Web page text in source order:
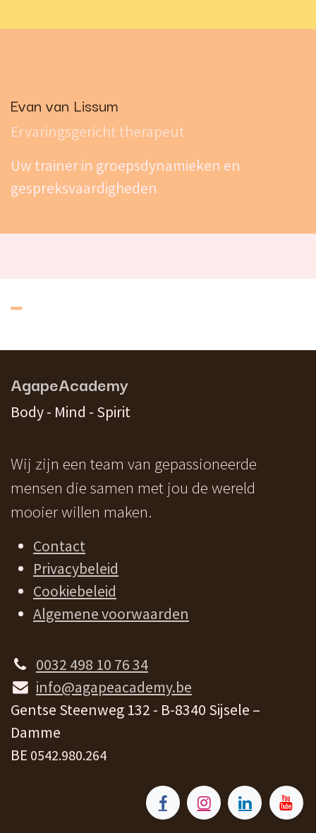
Evan van Lissum
Ervaringsgericht therapeut
Uw trainer in groepsdynamieken en
gespreksvaardigheden
AgapeAcademy
Body - Mind - Spirit
Wij zijn een team van gepassioneerde
mensen die samen met jou de wereld
mooier willen maken.
Contact
Privacybeleid
Cookiebeleid
Algemene voorwaarden
0032 498 10 76 34
info@agapeacademy.be
Gentse Steenweg 132 - B-8340 Sijsele –
Damme
BE 0542.980.264